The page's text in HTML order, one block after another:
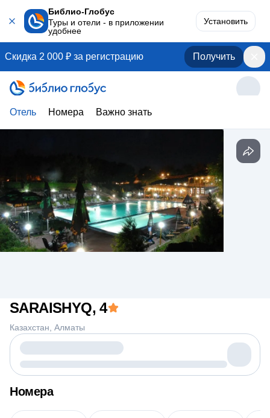
Библио-Глобус
Туры и отели - в приложении
удобнее
Установить
Скидка 2 000 ₽ за регистрацию Получить
Отель Номера Важно знать
SARAISHYQ, 4
Казахстан Алматы
Номера